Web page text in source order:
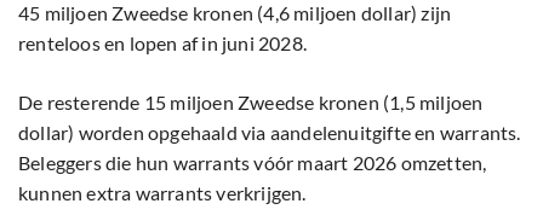
45 miljoen Zweedse kronen (4,6 miljoen dollar) zijn
renteloos en lopen af in juni 2028.
De resterende 15 miljoen Zweedse kronen (1,5 miljoen
dollar) worden opgehaald via aandelenuitgifte en warrants.
Beleggers die hun warrants vóór maart 2026 omzetten,
kunnen extra warrants verkrijgen.